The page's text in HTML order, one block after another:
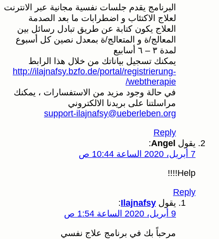
البرنامج يقدم جلسات نفسية مجانية عبر الانترنت
لعلاج الاكتئاب و اضطرابات ما بعد الصدمة
العلاج يكون كتابة عن طريق تبادل رسائل بين
المعالج/ة و المتعالج/ة بمعدل نصين كل أسبوع
لمدة ٣ – ٦ أسابيع
يمكنك تسجيل بياناتك من خلال هذا الرابط
http://ilajnafsy.bzfo.de/portal/registrierung-
webtherapie/
في حالة وجود مزيد من الاستفسارات ، يمكنك
مراسلتنا على بريدنا الالكتروني
support-ilajnafsy@ueberleben.org
Reply
يقول Angel
:
7 أبريل، 2020 الساعة 10:44 ص
Help!!!!
Reply
يقول Ilajnafsy
:
9 أبريل، 2020 الساعة 1:54 ص
مرحباً بك في برنامج علاج نفسي